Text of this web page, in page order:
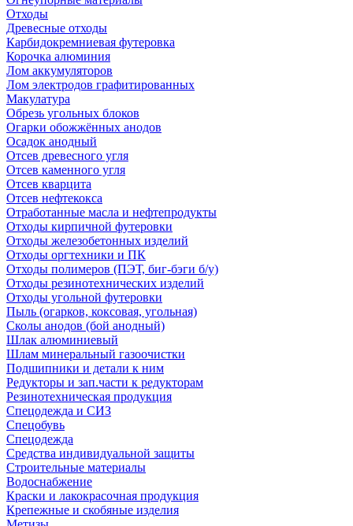
Отходы
Древесные отходы
Карбидокремниевая футеровка
Корочка алюминия
Лом аккумуляторов
Лом электродов графитированных
Макулатура
Обрезь угольных блоков
Огарки обожжённых анодов
Осадок анодный
Отсев древесного угля
Отсев каменного угля
Отсев кварцита
Отсев нефтекокса
Отработанные масла и нефтепродукты
Отходы кирпичной футеровки
Отходы железобетонных изделий
Отходы оргтехники и ПК
Отходы полимеров (ПЭТ, биг-бэги б/у)
Отходы резинотехнических изделий
Отходы угольной футеровки
Пыль (огарков, коксовая, угольная)
Сколы анодов (бой анодный)
Шлак алюминиевый
Шлам минеральный газоочистки
Подшипники и детали к ним
Редукторы и зап.части к редукторам
Резинотехническая продукция
Спецодежда и СИЗ
Спецобувь
Спецодежда
Средства индивидуальной защиты
Строительные материалы
Водоснабжение
Краски и лакокрасочная продукция
Крепежные и скобяные изделия